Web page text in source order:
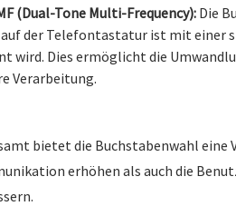
(Dual-Tone Multi-Frequency): Die
der Telefontastatur ist mit einer
wird. Dies ermöglicht die
Verarbeitung.
bietet die Buchstabenwahl eine
erhöhen als auch die